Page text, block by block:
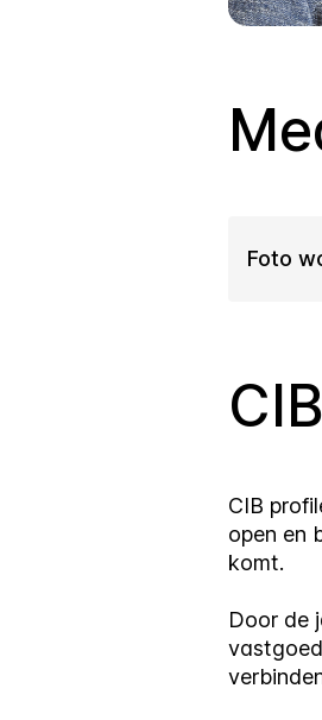
Foto
CIB
open en
komt.
Door de